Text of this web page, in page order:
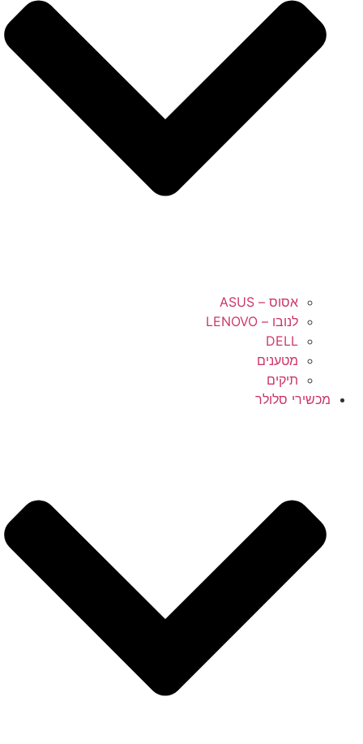
אסוס – ASUS
לנובו – LENOVO
DELL
מטענים
תיקים
מכשירי סלולר